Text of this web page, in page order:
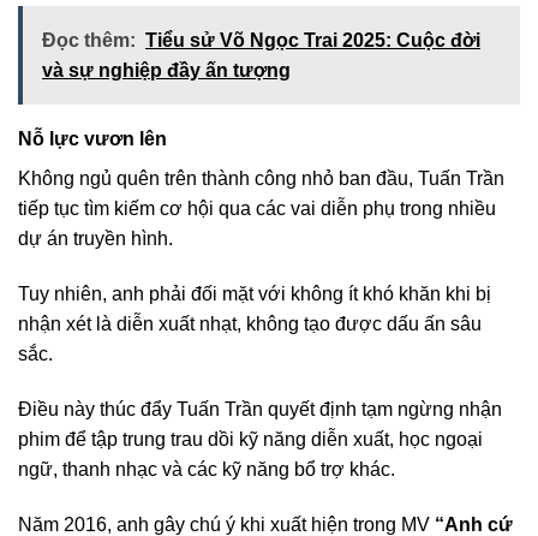
Đọc thêm: Tiểu sử Võ Ngọc Trai 2025: Cuộc đời
và sự nghiệp đầy ấn tượng
Nỗ lực vươn lên
Không ngủ quên trên thành công nhỏ ban đầu, Tuấn Trần
tiếp tục tìm kiếm cơ hội qua các vai diễn phụ trong nhiều
dự án truyền hình.
Tuy nhiên, anh phải đối mặt với không ít khó khăn khi bị
nhận xét là diễn xuất nhạt, không tạo được dấu ấn sâu
sắc.
Điều này thúc đẩy Tuấn Trần quyết định tạm ngừng nhận
phim để tập trung trau dồi kỹ năng diễn xuất, học ngoại
ngữ, thanh nhạc và các kỹ năng bổ trợ khác.
Năm 2016, anh gây chú ý khi xuất hiện trong MV “Anh cứ